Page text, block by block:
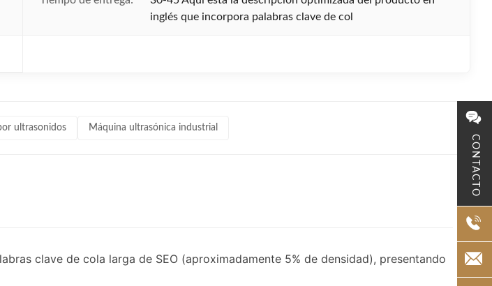
CONTACTO
inglés que incorpora palabras clave de col
ultrasonidos Máquina ultrasónica industrial
clave de cola larga de SEO (aproximadamente 5% de densidad), presentando